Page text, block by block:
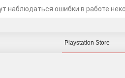
наблюдаться ошибки в работе